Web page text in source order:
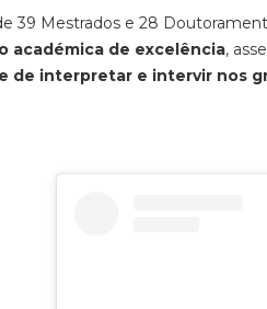
39 Mestrados e 28
académica de excelência,
de interpretar e intervir nos